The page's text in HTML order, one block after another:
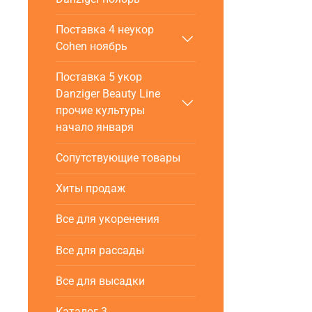
Поставка 4 неукор
Cohen ноябрь
Поставка 5 укор
Danziger Beauty Line
прочие культуры
начало января
Сопутствующие товары
Хиты продаж
Все для укоренения
Все для рассады
Все для высадки